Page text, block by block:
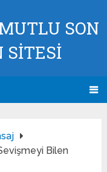
SON
SİTESİ
Bilen